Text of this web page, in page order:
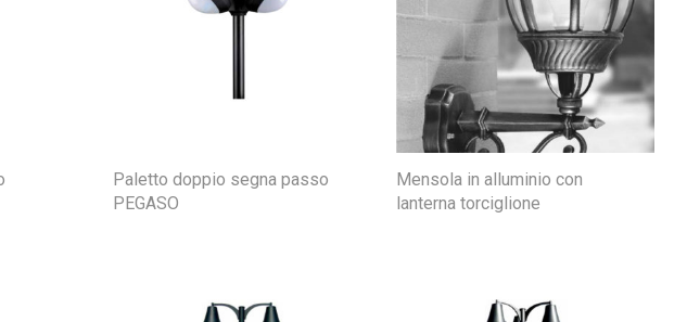
Paletto doppio segna passo
PEGASO
Mensola in alluminio con
lanterna torciglione